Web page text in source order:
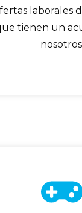
laborales
tienen un